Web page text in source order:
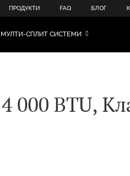
ПРОДУКТИ FAQ БЛОГ
МУЛТИ-СПЛИТ СИСТЕМИ
000 BTU,